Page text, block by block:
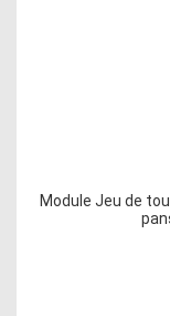
Module Jeu de